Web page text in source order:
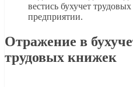
вестись бухучет
предприятии.
Отражение в
трудовых книжек